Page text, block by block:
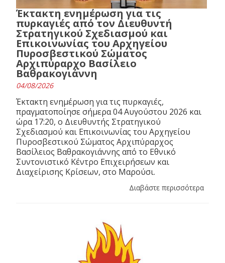
Έκτακτη ενημέρωση για τις
πυρκαγιές από τον Διευθυντή
Στρατηγικού Σχεδιασμού και
Επικοινωνίας του Αρχηγείου
Πυροσβεστικού Σώματος
Αρχιπύραρχο Βασίλειο
Βαθρακογιάννη
04/08/2026
Έκτακτη ενημέρωση για τις πυρκαγιές,
πραγματοποίησε σήμερα 04 Αυγούστου 2026 και
ώρα 17:20, ο Διευθυντής Στρατηγικού
Σχεδιασμού και Επικοινωνίας του Αρχηγείου
Πυροσβεστικού Σώματος Αρχιπύραρχος
Βασίλειος Βαθρακογιάννης από το Εθνικό
Συντονιστικό Κέντρο Επιχειρήσεων και
Διαχείρισης Κρίσεων, στο Μαρούσι.
Διαβάστε περισσότερα